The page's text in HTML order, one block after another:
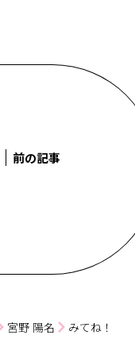
前の記事
宮野 陽名 みてね！